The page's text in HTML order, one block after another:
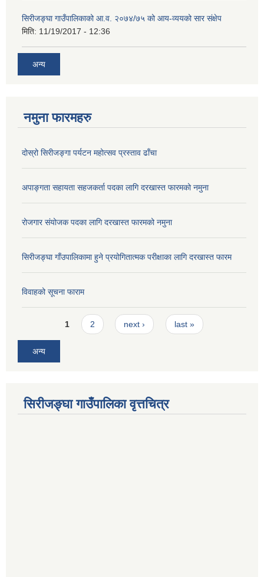
सिरीजङ्घा गाउँपालिकाको आ.व. २०७४/७५ को आय-व्ययको सार संक्षेप
मिति: 11/19/2017 - 12:36
अन्य
नमुना फारमहरु
दोस्रो सिरीजङ्गा पर्यटन महोत्सव प्रस्ताव ढाँचा
अपाङ्गता सहायता सहजकर्ता पदका लागि दरखास्त फारमको नमुना
रोजगार संयोजक पदका लागि दरखास्त फारमको नमुना
सिरीजङ्घा गाँउपालिकामा हुने प्रयोगितात्मक परीक्षाका लागि दरखास्त फारम
विवाहको सूचना फाराम
Pages1 2 next › last »
अन्य
सिरीजङ्घा गाउँपालिका वृत्तचित्र